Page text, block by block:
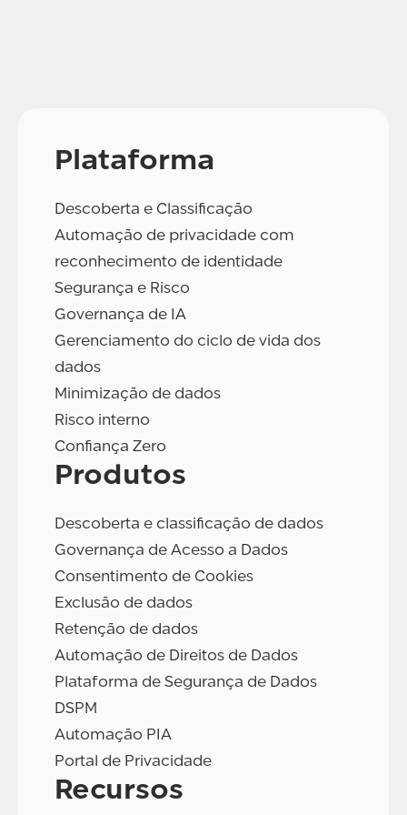
Plataforma
Descoberta e Classificação
Automação de privacidade com
reconhecimento de identidade
Segurança e Risco
Governança de IA
Gerenciamento do ciclo de vida dos
dados
Minimização de dados
Risco interno
Confiança Zero
Produtos
Descoberta e classificação de dados
Governança de Acesso a Dados
Consentimento de Cookies
Exclusão de dados
Retenção de dados
Automação de Direitos de Dados
Plataforma de Segurança de Dados
DSPM
Automação PIA
Portal de Privacidade
Recursos